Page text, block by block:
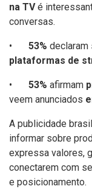
na TVé
conversas.
• 53% declaram
plataformas de
• 53% afirmam
veem anunciados
A publicidade
informar sobre
expressa valores,
conectarem com
e posicionamento.